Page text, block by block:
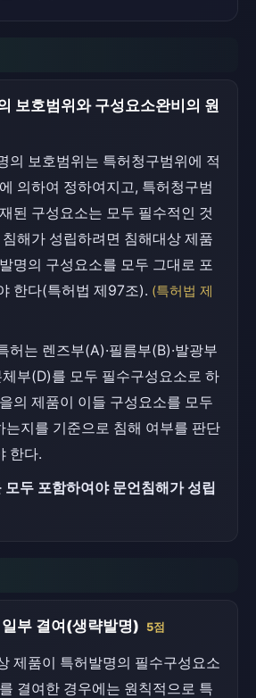
보호범위와 구성요소완비의 원
의 보호범위는 특허청구범위에 적
의하여 정하여지고, 특허청구범
된 구성요소는 모두 필수적인 것
해가 성립하려면 침해대상 제품
명의 구성요소를 모두 그대로 포
한다(특허법 제97조). (특허법 제
허는 렌즈부(A)·필름부(B)·발광부
체부(D)를 모두 필수구성요소로 하
의 제품이 이들 구성요소를 모두
는지를 기준으로 침해 여부를 판단
한다.
모두 포함하여야 문언침해가 성립
부 결여(생략발명) 5점
제품이 특허발명의 필수구성요소
결여한 경우에는 원칙적으로 특